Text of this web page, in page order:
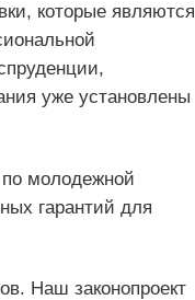
которые являются
уже установлены
молодежной
гарантий для
Наш законопроект